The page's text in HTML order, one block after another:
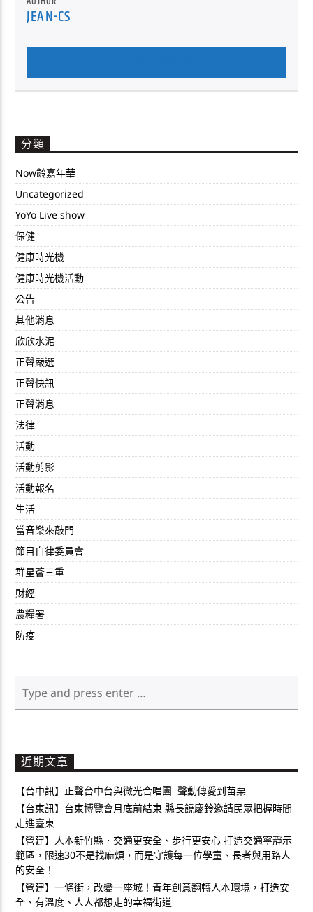
JEAN-CS
分類
Now齡嘉年華
Uncategorized
YoYo Live show
保健
健康時光機
健康時光機活動
公告
其他消息
欣欣水泥
正聲嚴選
正聲快訊
正聲消息
法律
活動
活動剪影
活動報名
生活
當音樂來敲門
節目自律委員會
群星薈三重
財經
農糧署
防疫
近期文章
【台中訊】正聲台中台與微光合唱團 聲動傳愛到苗栗
【台東訊】台東博覽會月底前結束 縣長饒慶鈴邀請民眾把握時間
走進臺東
【營建】人本新竹縣．交通更安全、步行更安心 打造交通寧靜示
範區，限速30不是找麻煩，而是守護每一位學童、長者與用路人
的安全！
【營建】一條街，改變一座城！青年創意翻轉人本環境，打造安
全、有溫度、人人都想走的幸福街道